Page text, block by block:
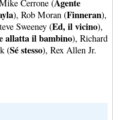
Cerrone (
), Rob Moran (Finneran),
Sweeney (Ed, il vicino),
allatta il bambino), Richard
(Sé stesso), Rex Allen Jr.